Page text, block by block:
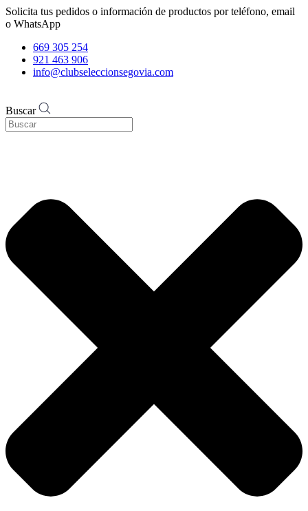
Solicita tus pedidos o información de productos por teléfono, email
o WhatsApp
669 305 254
921 463 906
info@clubseleccionsegovia.com
Buscar